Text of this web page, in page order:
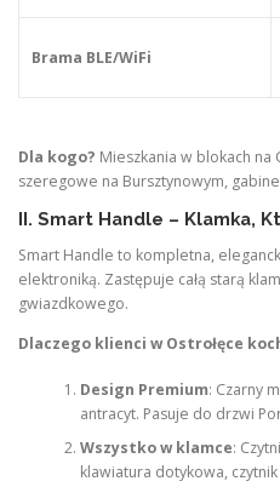
Brama BLE/WiFi
Dla kogo? Mieszkania w blokach
szeregowe na Bursztynowym,
II. Smart Handle – Klamka,
Smart Handle to kompletna,
elektroniką. Zastępuje całą starą
gwiazdkowego.
Dlaczego klienci w Ostrołęce
Design Premium: Czarny
antracyt. Pasuje do drzwi
Wszystko w klamce:
klawiatura dotykowa, czytnik